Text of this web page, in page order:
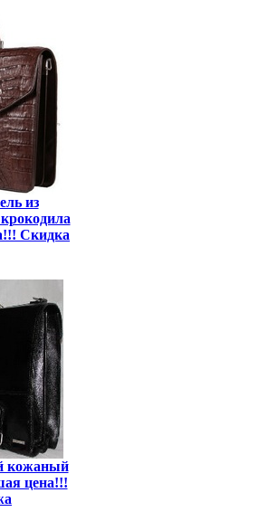
из
Скидка
кожаный
цена!!!